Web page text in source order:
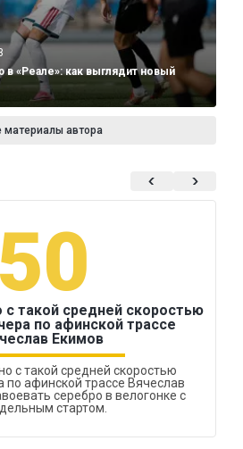
«Реале»: как выглядит новый
материалы автора
50
такой средней скоростью
по афинской трассе
Екимов
с такой средней скоростью
по афинской трассе Вячеслав
серебро в велогонке с
стартом.